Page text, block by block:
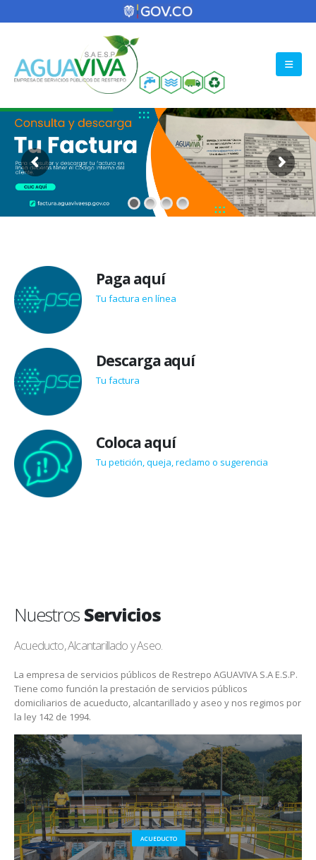
Paga aquí
Tu factura en línea
Descarga aquí
Tu factura
Coloca aquí
Tu petición, queja, reclamo o sugerencia
Nuestros Servicios
Acueducto, Alcantarillado y Aseo.
La empresa de servicios públicos de Restrepo AGUAVIVA S.A E.S.P.
Tiene como función la prestación de servicios públicos
domiciliarios de acueducto, alcantarillado y aseo y nos regimos por
la ley 142 de 1994.
ACUEDUCTO